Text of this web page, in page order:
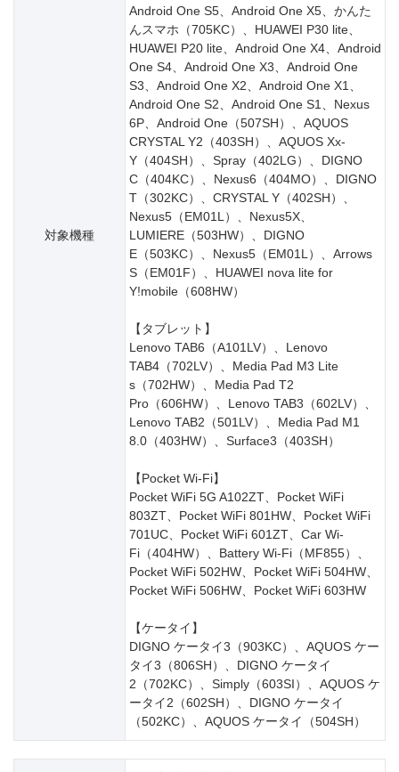
対象機種
Android One S5、Android One X5、かんた
んスマホ（705KC）、HUAWEI P30 lite、
HUAWEI P20 lite、Android One X4、Android
One S4、Android One X3、Android One
S3、Android One X2、Android One X1、
Android One S2、Android One S1、Nexus
6P、Android One（507SH）、AQUOS
CRYSTAL Y2（403SH）、AQUOS Xx-
Y（404SH）、Spray（402LG）、DIGNO
C（404KC）、Nexus6（404MO）、DIGNO
T（302KC）、CRYSTAL Y（402SH）、
Nexus5（EM01L）、Nexus5X、
LUMIERE（503HW）、DIGNO
E（503KC）、Nexus5（EM01L）、Arrows
S（EM01F）、HUAWEI nova lite for
Y!mobile（608HW）
【タブレット】
Lenovo TAB6（A101LV）、Lenovo
TAB4（702LV）、Media Pad M3 Lite
s（702HW）、Media Pad T2
Pro（606HW）、Lenovo TAB3（602LV）、
Lenovo TAB2（501LV）、Media Pad M1
8.0（403HW）、Surface3（403SH）
【Pocket Wi-Fi】
Pocket WiFi 5G A102ZT、Pocket WiFi
803ZT、Pocket WiFi 801HW、Pocket WiFi
701UC、Pocket WiFi 601ZT、Car Wi-
Fi（404HW）、Battery Wi-Fi（MF855）、
Pocket WiFi 502HW、Pocket WiFi 504HW、
Pocket WiFi 506HW、Pocket WiFi 603HW
【ケータイ】
DIGNO ケータイ3（903KC）、AQUOS ケー
タイ3（806SH）、DIGNO ケータイ
2（702KC）、Simply（603SI）、AQUOS ケ
ータイ2（602SH）、DIGNO ケータイ
（502KC）、AQUOS ケータイ（504SH）